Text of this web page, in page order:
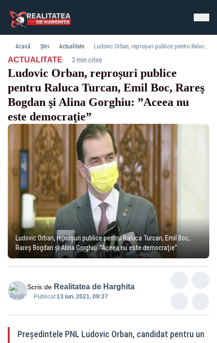
Acasă Știri Actualitate Ludovic Orban, reproșuri publice pentru Raluca Turcan, Emil Boc, Rareş Bogdan şi Alina Gorghiu: ”Aceea nu este democraţie”
ACTUALITATE· 3 min citire
Ludovic Orban, reproșuri publice
pentru Raluca Turcan, Emil Boc, Rareş
Bogdan şi Alina Gorghiu: ”Aceea nu
este democraţie”
Ludovic Orban, reproșuri publice pentru Raluca Turcan, Emil Boc,
Rareş Bogdan şi Alina Gorghiu: ”Aceea nu este democraţie”
Scris de Realitatea de Harghita
Publicat:13 iun. 2021, 09:37
Preşedintele PNL Ludovic Orban, candidat pentru un